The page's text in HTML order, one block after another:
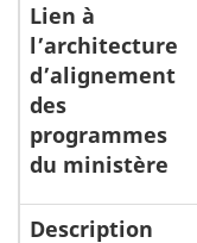
Lien à
l’architecture
d’alignement
des
programmes
du ministère
Description